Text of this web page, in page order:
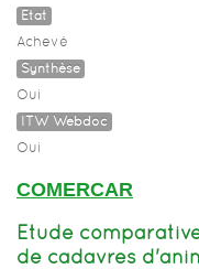
Etat
Achevé
Synthèse
Oui
ITW Webdoc
Oui
COMERCAR
Etude
de cadavres